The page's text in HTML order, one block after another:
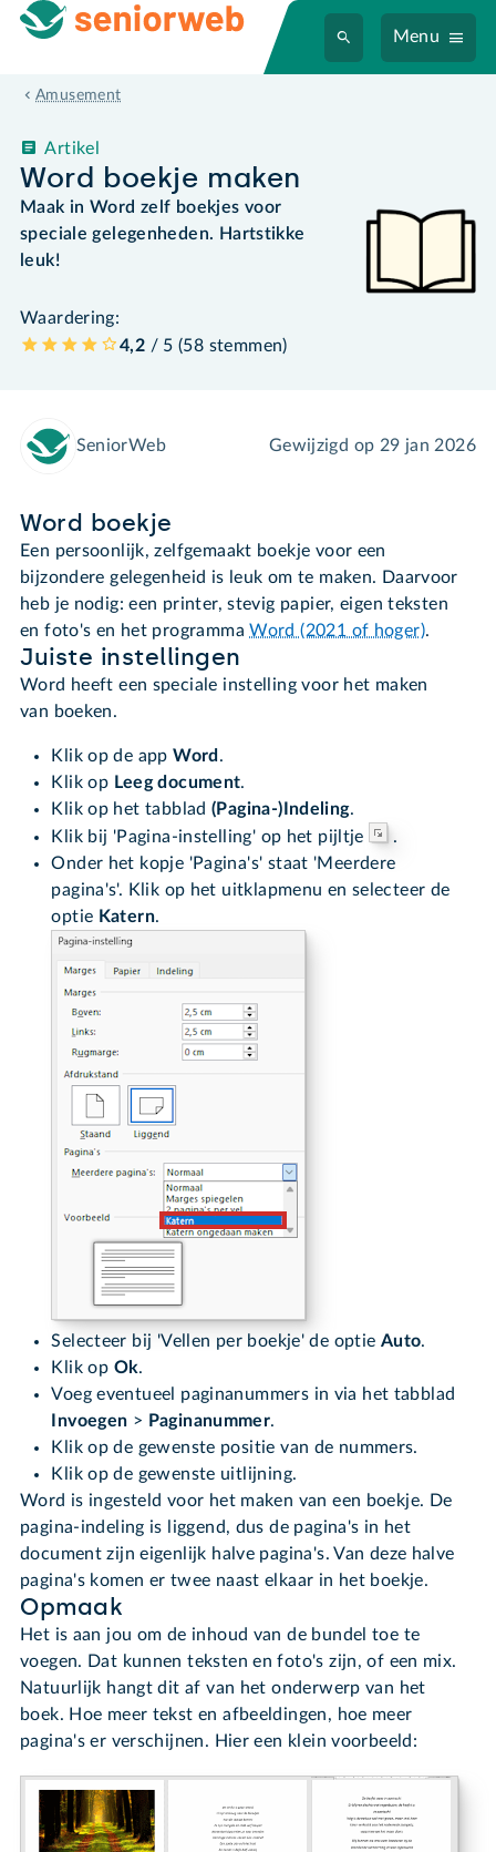
Menu
Amusement
Word boekje maken
Artikel
Maak in Word zelf boekjes voor
speciale gelegenheden. Hartstikke
leuk!
Waardering:
4,2 / 5 (58 stemmen)
SeniorWeb Gewijzigd op 29 jan 2026
Word boekje
Een persoonlijk, zelfgemaakt boekje voor een
bijzondere gelegenheid is leuk om te maken. Daarvoor
heb je nodig: een printer, stevig papier, eigen teksten
en foto's en het programmaWord (2021 of hoger).
Juiste instellingen
Word heeft een speciale instelling voor het maken
van boeken.
Klik op de appWord .
Klik op Leeg document.
Klik op het tabblad(Pagina-)Indeling.
Klik bij 'Pagina-instelling' op het pijltje
.
Onder het kopje 'Pagina's' staat 'Meerdere
pagina's'. Klik op het uitklapmenu en selecteer de
optie Katern.
Selecteer bij 'Vellen per boekje' de optie Auto.
Klik op Ok.
Voeg eventueel paginanummers in via het tabblad
Invoegen > Paginanummer.
Klik op de gewenste positie van de nummers.
Klik op de gewenste uitlijning.
Word is ingesteld voor het maken van een boekje. De
pagina-indeling is liggend, dus de pagina's in het
document zijn eigenlijk halve pagina's. Van deze halve
pagina's komen er twee naast elkaar in het boekje.
Opmaak
Het is aan jou om de inhoud van de bundel toe te
voegen. Dat kunnen teksten en foto's zijn, of een mix.
Natuurlijk hangt dit af van het onderwerp van het
boek. Hoe meer tekst en afbeeldingen, hoe meer
pagina's er verschijnen. Hier een klein voorbeeld: